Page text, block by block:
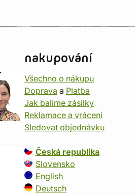
nakupování
Všechno o nákupu
Doprava a Platba
Jak balíme zásilky
Reklamace a vrácení
Sledovat objednávku
Česká republika
Slovensko
English
Deutsch